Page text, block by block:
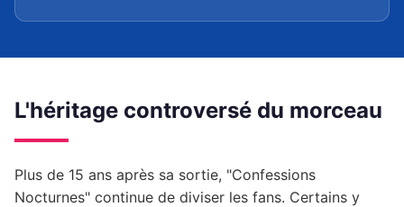
L'héritage controversé du morceau
Plus de 15 ans après sa sortie, "Confessions
Nocturnes" continue de diviser les fans. Certains y